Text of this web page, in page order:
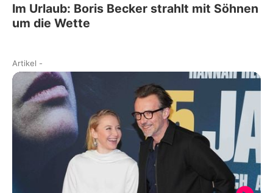
Im Urlaub: Boris Becker strahlt mit Söhnen
um die Wette
Artikel -